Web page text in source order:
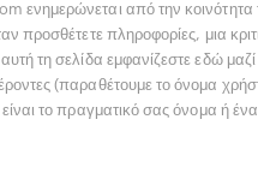
ενημερώνεται από την κοινότητα
προσθέτετε πληροφορίες, μια
τη σελίδα εμφανίζεστε εδώ μαζί
(παραθέτουμε το όνομα
το πραγματικό σας όνομα ή ένα